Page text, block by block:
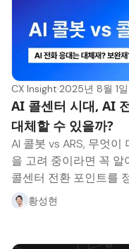
CX Insight·2025년 8월 1일
AI 콜센터 시대, AI
대체할 수 있을까?
AI 콜봇 vs ARS, 무엇
을 고려 중이라면 꼭 알
콜센터 전환 포인트를
황성현